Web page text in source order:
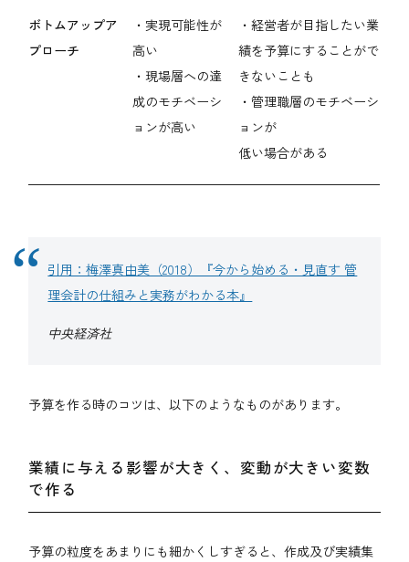
ボトムアップア
プローチ
・実現可能性が
高い
・現場層への達
成のモチベーシ
ョンが高い
・経営者が目指したい業
績を予算にすることがで
きないことも
・管理職層のモチベーシ
ョンが
低い場合がある
引用：梅澤真由美（2018）『今から始める・見直す 管
理会計の仕組みと実務がわかる本』
中央経済社
予算を作る時のコツは、以下のようなものがあります。
業績に与える影響が大きく、変動が大きい変数
で作る
予算の粒度をあまりにも細かくしすぎると、作成及び実績集